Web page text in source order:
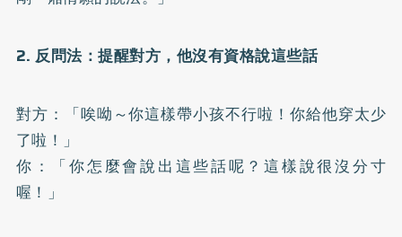
2. 反問法：提醒對方，他沒有資格說這些話
對方：「唉呦～你這樣帶小孩不行啦！你給他穿太少
了啦！」
你：「你怎麼會說出這些話呢？這樣說很沒分寸
喔！」